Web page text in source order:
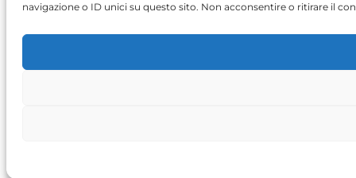
navigazione o ID unici su questo sito. Non acconsentire o ritirare il